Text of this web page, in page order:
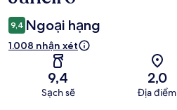
9,4 Ngoại hạng
1.008 nhận xét
9,4
Sạch sẽ
2,0
Địa điểm